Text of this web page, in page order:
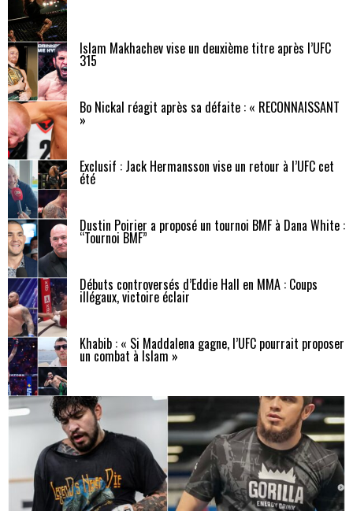
Islam Makhachev vise un deuxième titre après l’UFC
315
Bo Nickal réagit après sa défaite : « RECONNAISSANT
»
Exclusif : Jack Hermansson vise un retour à l’UFC cet
été
Dustin Poirier a proposé un tournoi BMF à Dana White :
“Tournoi BMF”
Débuts controversés d’Eddie Hall en MMA : Coups
illégaux, victoire éclair
Khabib : « Si Maddalena gagne, l’UFC pourrait proposer
un combat à Islam »